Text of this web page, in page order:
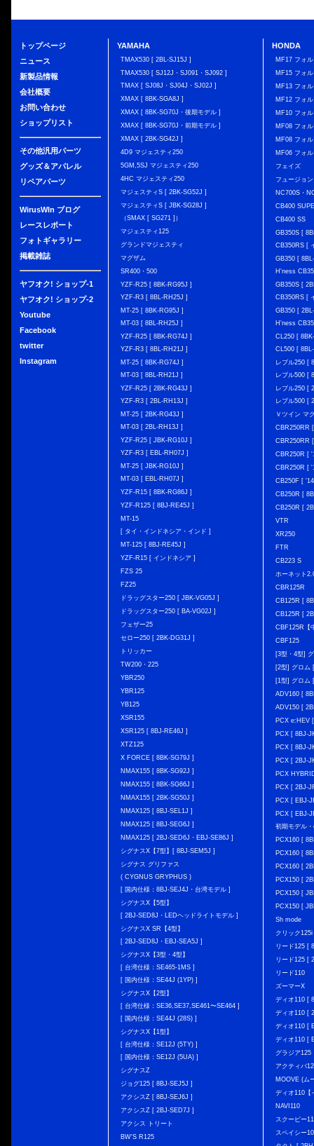
トップページ
ニュース
新製品情報
会社概要
お問い合わせ
ショップリスト
その他汎用パーツ
グッズ＆アパレル
リペアパーツ
WirusWIn ブログ
レースレポート
フォトギャラリー
掲載雑誌
ヤフオク! ショップ-1
ヤフオク! ショップ-2
Youtube
Facebook
twitter
Instagram
YAMAHA
TMAX530 [ 2BL-SJ15J ]
TMAX530 [ SJ12J・SJ091・SJ092 ]
TMAX [ SJ08J・SJ04J・SJ02J ]
XMAX [ 8BK-SGA8J ]
XMAX [ 8BK-SG70J・後期モデル ]
XMAX [ 8BK-SG70J・前期モデル ]
XMAX [ 2BK-SG42J ]
4D9 マジェスティ250
5GM,5SJ マジェスティ250
4HC マジェスティ250
マジェスティS [ 2BK-SG52J ]
マジェスティS [ JBK-SG28J ]
（SMAX [ SG271 ]）
マジェスティ125
グランドマジェスティ
マグザム
SR400・500
YZF-R25 [ 8BK-RG95J ]
YZF-R3 [ 8BL-RH25J ]
MT-25 [ 8BK-RG95J ]
MT-03 [ 8BL-RH25J ]
YZF-R25 [ 8BK-RG74J ]
YZF-R3 [ 8BL-RH21J ]
MT-25 [ 8BK-RG74J ]
MT-03 [ 8BL-RH21J ]
YZF-R25 [ 2BK-RG43J ]
YZF-R3 [ 2BL-RH13J ]
MT-25 [ 2BK-RG43J ]
MT-03 [ 2BL-RH13J ]
YZF-R25 [ JBK-RG10J ]
YZF-R3 [ EBL-RH07J ]
MT-25 [ JBK-RG10J ]
MT-03 [ EBL-RH07J ]
YZF-R15 [ 8BK-RG86J ]
YZF-R125 [ 8BJ-RE45J ]
MT-15
[ タイ・インドネシア・インド ]
MT-125 [ 8BJ-RE45J ]
YZF-R15 [ インドネシア ]
FZS 25
FZ25
ドラッグスター250 [ JBK-VG05J ]
ドラッグスター250 [ BA-VG02J ]
フェザー25
セロー250 [ 2BK-DG31J ]
トリッカー
TW200・225
YBR250
YBR125
YB125
XSR155
XSR125 [ 8BJ-RE46J ]
XTZ125
X FORCE [ 8BK-SG79J ]
NMAX155 [ 8BK-SG92J ]
NMAX155 [ 8BK-SG66J ]
NMAX155 [ 2BK-SG50J ]
NMAX125 [ 8BJ-SEL1J ]
NMAX125 [ 8BJ-SEG6J ]
NMAX125 [ 2BJ-SED6J・EBJ-SE86J ]
シグナスX【7型】[ 8BJ-SEM5J ]
シグナス グリファス
( CYGNUS GRYPHUS )
[ 国内仕様：8BJ-SEJ4J・台湾モデル ]
シグナスX【5型】
[ 2BJ-SED8J・LEDヘッドライトモデル ]
シグナスX SR【4型】
[ 2BJ-SED8J・EBJ-SEA5J ]
シグナスX【3型・4型】
[ 台湾仕様：SE465-1MS ]
[ 国内仕様：SE44J (1YP) ]
シグナスX【2型】
[ 台湾仕様：SE36,SE37,SE461〜SE464 ]
[ 国内仕様：SE44J (28S) ]
シグナスX【1型】
[ 台湾仕様：SE12J (5TY) ]
[ 国内仕様：SE12J (5UA) ]
シグナスZ
ジョグ125 [ 8BJ-SEJ5J ]
アクシスZ [ 8BJ-SEJ6J ]
アクシスZ [ 2BJ-SED7J ]
アクシス トリート
BW'S R125
HONDA
MF17 フォ
MF15 フォ
MF13 フォ
MF12 フォ
MF10 フォ
MF08 フォ
MF08 フォ
MF06 フォ
フェイズ
フュージョン
NC700S・
CB400
CB400 SS
GB350S [
CB350RS [
GB350 [
H'ness
GB350S [
CB350RS [
GB350 [
H'ness
CL250 [
CL500 [
レブル250 [
レブル500 [
レブル250 [
レブル500 [
Ｖツイン マ
CBR250RR
CBR250RR
CBR250R [
CBR250R [
CB250F [
CB250R [
CB250R [
VTR
XR250
FTR
CB223 S
ホーネット
CBR125R
CB125R [
CB125R [
CBF125R【
CBF125
[3型・4型]
[2型] グロム
[1型] グロム
ADV160 [
ADV150 [
PCX e:HEV
PCX [ 8BJ-
PCX [ 8BJ-
PCX [ 2BJ-
PCX
PCX [ 2BJ-
PCX [ EBJ-
PCX [ EBJ-
初期モデル
PCX160 [
PCX160 [
PCX160 [
PCX150 [
PCX150 [
PCX150 [
Sh mode
クリック
リード125 [
リード125 [
リード110
ズーマーX
ディオ110 [
ディオ110 [
ディオ110 [
ディオ110 [
グラジア125
アクティバ
MOOVE (ム
ディオ110【
NAVI110
スクーピー
スペイシー